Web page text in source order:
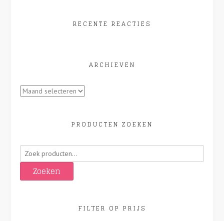
RECENTE REACTIES
ARCHIEVEN
Archieven
PRODUCTEN ZOEKEN
Zoeken
naar:
Zoeken
FILTER OP PRIJS